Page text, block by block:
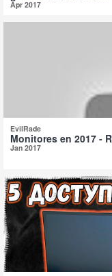
Apr 2017
EvilRade
Monitores en 2017 -
Jan 2017